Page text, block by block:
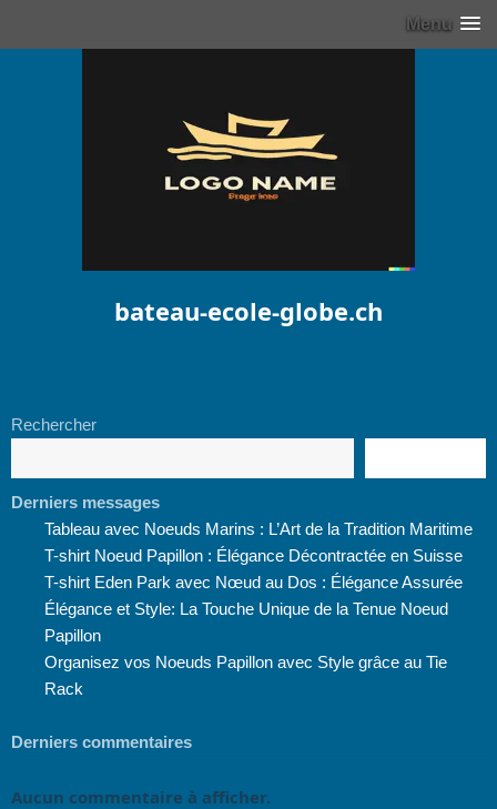
Menu
bateau-ecole-globe.ch
Rechercher
Derniers messages
Tableau avec Noeuds Marins : L’Art de la Tradition Maritime
T-shirt Noeud Papillon : Élégance Décontractée en Suisse
T-shirt Eden Park avec Nœud au Dos : Élégance Assurée
Élégance et Style: La Touche Unique de la Tenue Noeud
Papillon
Organisez vos Noeuds Papillon avec Style grâce au Tie
Rack
Derniers commentaires
Aucun commentaire à afficher.